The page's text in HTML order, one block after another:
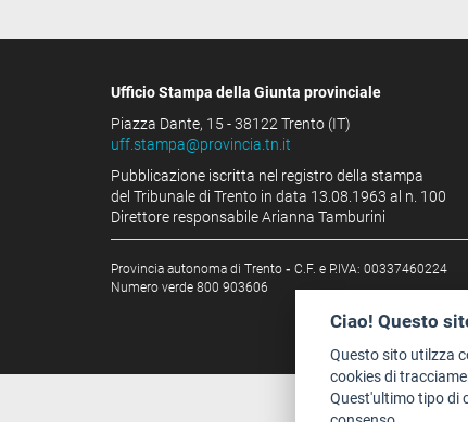
Ufficio Stampa della Giunta provinciale
Piazza Dante, 15 - 38122 Trento (IT)
uff.stampa@provincia.tn.it
Pubblicazione iscritta nel registro della stampa
del Tribunale di Trento in data 13.08.1963 al n. 100
Direttore responsabile Arianna Tamburini
Provincia autonoma di Trento - C.F. e P.IVA: 00337460224
Numero verde 800 903606
Ciao! Questo
Questo sito utilzza
cookies di
Quest'ultimo tipo di